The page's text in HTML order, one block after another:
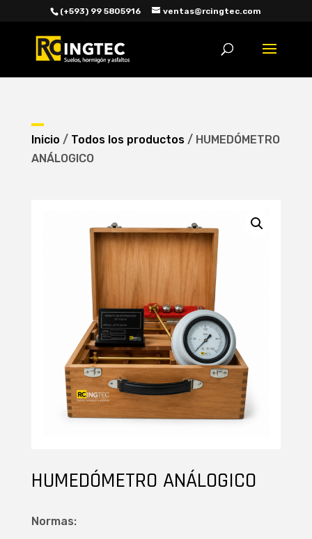
(+593) 99 5805916 ventas@rcingtec.com
Inicio / Todos los productos/ HUMEDÓMETRO
ANÁLOGICO
HUMEDÓMETRO ANÁLOGICO
Normas: